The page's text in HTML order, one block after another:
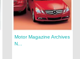
Motor Magazine Archives
N...